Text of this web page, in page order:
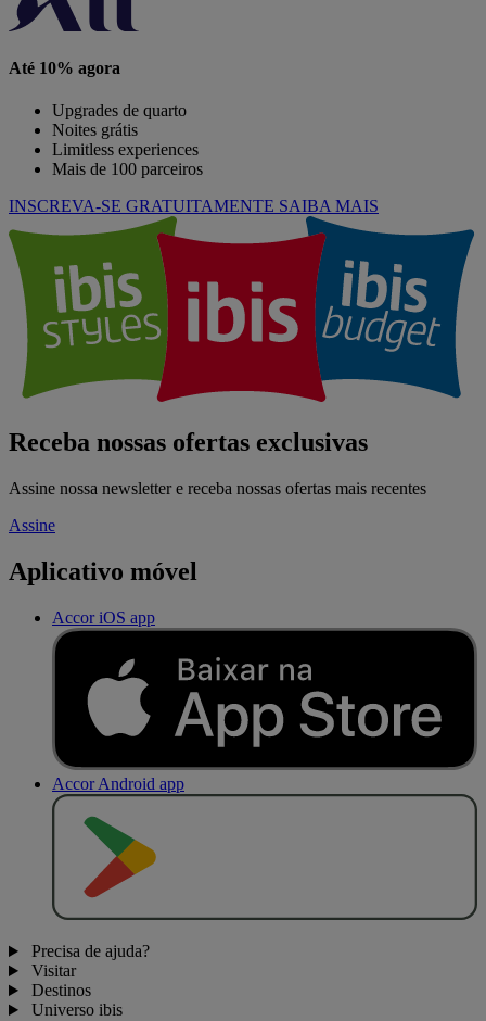
Até 10% agora
Upgrades de quarto
Noites grátis
Limitless experiences
Mais de 100 parceiros
INSCREVA-SE GRATUITAMENTE SAIBA MAIS
Receba nossas ofertas exclusivas
Assine nossa newsletter e receba nossas ofertas mais recentes
Assine
Aplicativo móvel
Accor iOS app
Accor Android app
Precisa de ajuda?
Visitar
Destinos
Universo ibis